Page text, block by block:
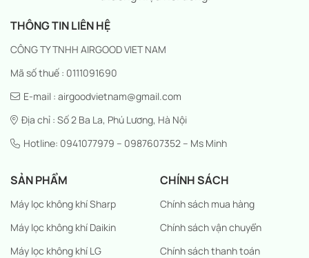
THÔNG TIN LIÊN HỆ
CÔNG TY TNHH AIRGOOD VIET NAM
Mã số thuế : 0111091690
E-mail : airgoodvietnam@gmail.com
Địa chỉ : Số 2 Ba La, Phú Lương, Hà Nội
Hotline: 0941077979 – 0987607352 – Ms Minh
SẢN PHẨM
Máy lọc không khí Sharp
Máy lọc không khí Daikin
Máy lọc không khí LG
CHÍNH SÁCH
Chính sách mua hàng
Chính sách vận chuyển
Chính sách thanh toán